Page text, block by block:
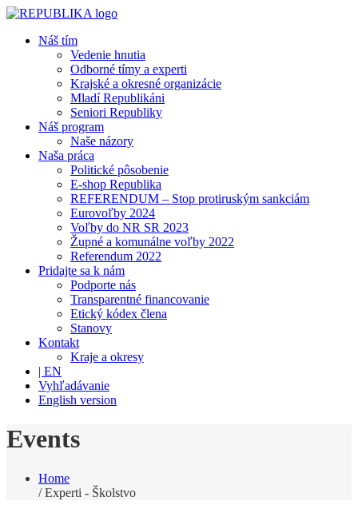
Náš tím
Vedenie hnutia
Odborné tímy a experti
Krajské a okresné organizácie
Mladí Republikáni
Seniori Republiky
Náš program
Naše názory
Naša práca
Politické pôsobenie
E-shop Republika
REFERENDUM – Stop protiruským sankciám
Eurovoľby 2024
Voľby do NR SR 2023
Župné a komunálne voľby 2022
Referendum 2022
Pridajte sa k nám
Podporte nás
Transparentné financovanie
Etický kódex člena
Stanovy
Kontakt
Kraje a okresy
| EN
Vyhľadávanie
English version
Events
Home
/ Experti - Školstvo